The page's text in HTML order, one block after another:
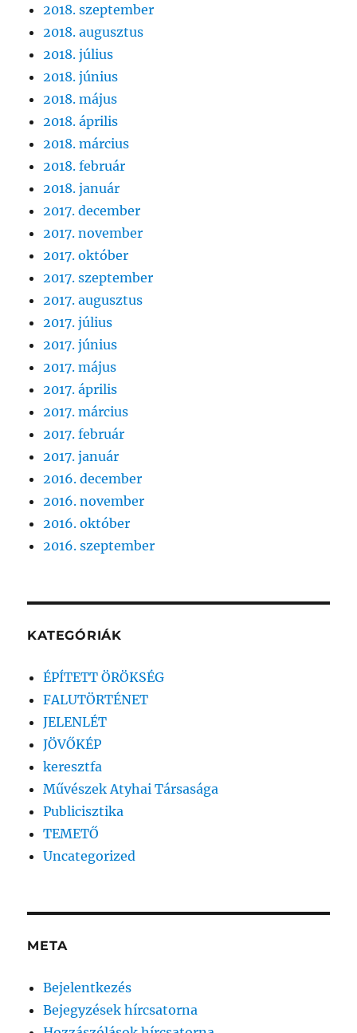
2018. szeptember
2018. augusztus
2018. július
2018. június
2018. május
2018. április
2018. március
2018. február
2018. január
2017. december
2017. november
2017. október
2017. szeptember
2017. augusztus
2017. július
2017. június
2017. május
2017. április
2017. március
2017. február
2017. január
2016. december
2016. november
2016. október
2016. szeptember
KATEGÓRIÁK
ÉPÍTETT ÖRÖKSÉG
FALUTÖRTÉNET
JELENLÉT
JÖVŐKÉP
keresztfa
Művészek Atyhai Társasága
Publicisztika
TEMETŐ
Uncategorized
META
Bejelentkezés
Bejegyzések hírcsatorna